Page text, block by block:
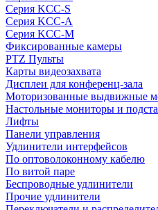
Серия KCC-S
Серия KCC-A
Серия KCC-M
Фиксированные камеры
PTZ Пульты
Карты видеозахвата
Дисплеи для конференц-зала
Моторизованные выдвижные
Настольные мониторы и
Лифты
Панели управления
Удлинители интерфейсов
По оптоволоконному кабелю
По витой паре
Беспроводные удлинители
Прочие удлинители